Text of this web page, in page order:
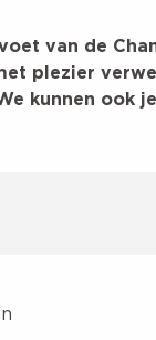
van de
plezier
kunnen ook